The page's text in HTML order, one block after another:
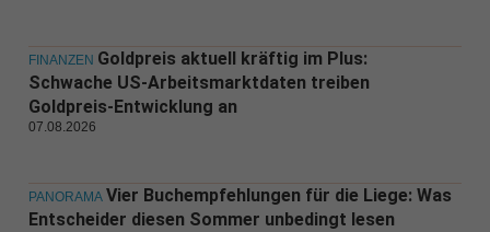
FINANZEN Goldpreis aktuell kräftig im Plus:
Schwache US-Arbeitsmarktdaten treiben
Goldpreis-Entwicklung an
07.08.2026
PANORAMA Vier Buchempfehlungen für die Liege: Was
Entscheider diesen Sommer unbedingt lesen